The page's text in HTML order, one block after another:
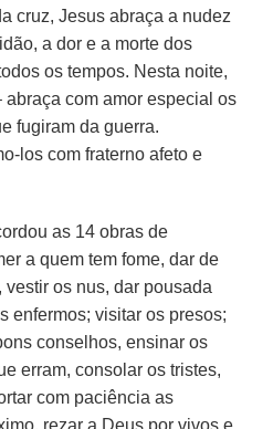
cruz, Jesus abraça a nudez
a dor e a morte dos
os tempos. Nesta noite,
abraça com amor especial os
fugiram da guerra.
los com fraterno afeto e
as 14 obras de
a quem tem fome, dar de
vestir os nus, dar pousada
enfermos; visitar os presos;
conselhos, ensinar os
erram, consolar os tristes,
com paciência as
rezar a Deus por vivos e